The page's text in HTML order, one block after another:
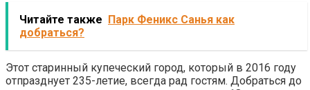
Читайте также
Парк Феникс Санья как
добраться?
Этот старинный купеческий город, который в 2016 году
отпразднует 235-летие, всегда рад гостям. Добраться до